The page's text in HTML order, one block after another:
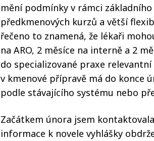
mění podmínky v rámci
předkmenových kurzů a větší
řečeno to znamená, že lékaři
na ARO, 2 měsíce na interně a 2
do specializované praxe
v kmenové přípravě má do konce
podle stávajícího systému nebo
Začátkem února jsem
informace k novele vyhlášky